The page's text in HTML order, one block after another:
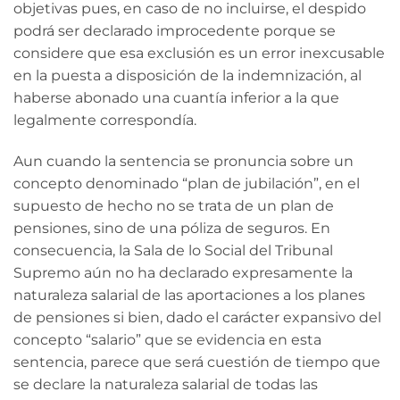
objetivas pues, en caso de no incluirse, el despido
podrá ser declarado improcedente porque se
considere que esa exclusión es un error inexcusable
en la puesta a disposición de la indemnización, al
haberse abonado una cuantía inferior a la que
legalmente correspondía.
Aun cuando la sentencia se pronuncia sobre un
concepto denominado “plan de jubilación”, en el
supuesto de hecho no se trata de un plan de
pensiones, sino de una póliza de seguros. En
consecuencia, la Sala de lo Social del Tribunal
Supremo aún no ha declarado expresamente la
naturaleza salarial de las aportaciones a los planes
de pensiones si bien, dado el carácter expansivo del
concepto “salario” que se evidencia en esta
sentencia, parece que será cuestión de tiempo que
se declare la naturaleza salarial de todas las